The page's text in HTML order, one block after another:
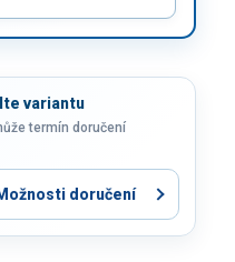
variantu
termín doručení
doručení